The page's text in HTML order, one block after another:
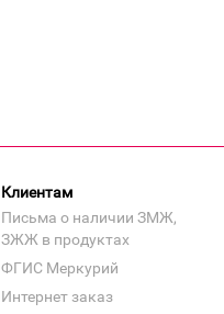
Клиентам
Письма о наличии ЗМЖ,
ЗЖЖ в продуктах
ФГИС Меркурий
Интернет заказ